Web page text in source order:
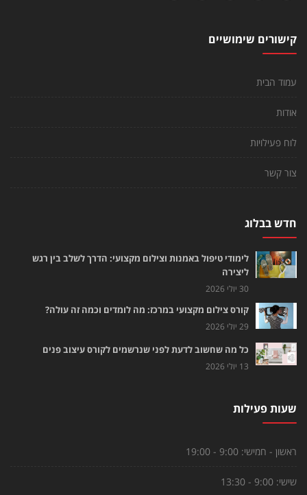
קישורים שימושיים
עמוד הבית
אודות
לוח פעילויות
צור קשר
חדש בבלוג
לימודי טיפול באמנות וצילום מקצועי: הדרך לשלב בין רגש
ליצירה
30 יולי 2026
קורס צילום מקצועי במרכז: מה לומדים וכמה זה עולה?
29 יולי 2026
כל מה שחשוב לדעת לפני שנרשמים לקורס עיצוב פנים
13 יולי 2026
שעות פעילות
ראשון - חמישי: 9:00 - 19:00
שישי: 9:00 - 13:30